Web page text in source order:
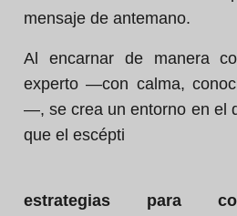
mensaje de antemano.
Al encarnar de manera
experto —con calma,
—, se crea un entorno en el
que el escépti
estrategias para